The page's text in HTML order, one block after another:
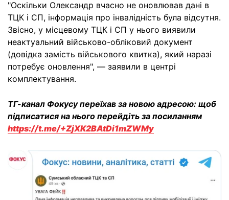
"Оскільки Олександр вчасно не оновлював дані в
ТЦК і СП, інформація про інвалідність була відсутня.
Звісно, у місцевому ТЦК і СП у нього виявили
неактуальний військово-обліковий документ
(довідка замість військового квитка), який наразі
потребує оновлення", — заявили в центрі
комплектування.
ТГ-канал Фокусу переїхав за новою адресою: щоб
підписатися на нього перейдіть за посиланням
https://t.me/+ZjXK2BAtDi1mZWMy